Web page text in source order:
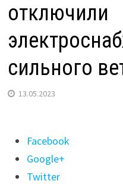
отключили
сильного
13.05.2023
Поделиться
"В
Боханском
Facebook
Google+
Twitter